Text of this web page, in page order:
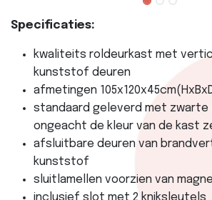
Specificaties:
kwaliteits roldeurkast met
kunststof deuren
afmetingen
standaard geleverd met zwarte
ongeacht de kleur van de kast
afsluitbare deuren van
kunststof
sluitlamellen voorzien van